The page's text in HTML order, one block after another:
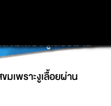
ขมเพราะงูเลื้อยผ่าน
มเพราะงูเลื้อยผ่าน